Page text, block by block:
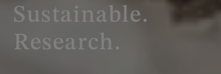
Sustainable.
Research.